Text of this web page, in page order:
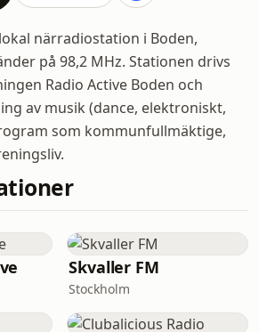
närradiostation i Boden,
på 98,2 MHz. Stationen drivs
Radio Active Boden och
av musik (dance, elektroniskt,
som kommunfullmäktige,
Skvaller FM
Stockholm